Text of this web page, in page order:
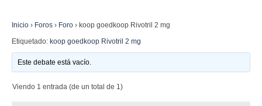
Inicio › Foros › Foro › koop goedkoop Rivotril 2 mg
Etiquetado: koop goedkoop Rivotril 2 mg
Este debate está vacío.
Viendo 1 entrada (de un total de 1)